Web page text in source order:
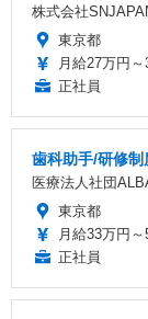
株式会社
東京都
月給27万円
正社員
歯科助手/研修制
医療法人社団
東京都
月給33万円
正社員